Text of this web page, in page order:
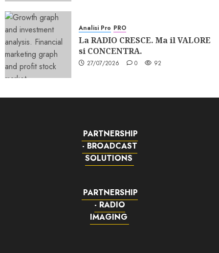
Analisi Pro PRO
La RADIO CRESCE. Ma il VALORE
si CONCENTRA.
27/07/2026 0 92
PARTNERSHIP
- BROADCAST
SOLUTIONS
PARTNERSHIP
- RADIO
IMAGING